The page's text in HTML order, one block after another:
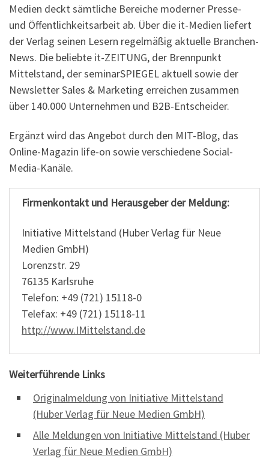
Medien deckt sämtliche Bereiche moderner Presse-
und Öffentlichkeitsarbeit ab. Über die it-Medien liefert
der Verlag seinen Lesern regelmäßig aktuelle Branchen-
News. Die beliebte it-ZEITUNG, der Brennpunkt
Mittelstand, der seminarSPIEGEL aktuell sowie der
Newsletter Sales & Marketing erreichen zusammen
über 140.000 Unternehmen und B2B-Entscheider.
Ergänzt wird das Angebot durch den MIT-Blog, das
Online-Magazin life-on sowie verschiedene Social-
Media-Kanäle.
Firmenkontakt und Herausgeber der Meldung:
Initiative Mittelstand (Huber Verlag für Neue
Medien GmbH)
Lorenzstr. 29
76135 Karlsruhe
Telefon: +49 (721) 15118-0
Telefax: +49 (721) 15118-11
http://www.IMittelstand.de
Weiterführende Links
Originalmeldung von Initiative Mittelstand
(Huber Verlag für Neue Medien GmbH)
Alle Meldungen von Initiative Mittelstand (Huber
Verlag für Neue Medien GmbH)